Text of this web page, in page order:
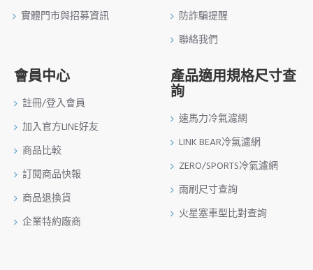
實體門市與招募資訊
防詐騙提醒
聯絡我們
會員中心
註冊/登入會員
加入官方LINE好友
商品比較
訂閱商品快報
商品退換貨
企業特約廠商
產品適用規格尺寸查
詢
速馬力冷氣濾網
LINK BEAR冷氣濾網
ZERO/SPORTS冷氣濾網
雨刷尺寸查詢
火星塞車型比對查詢